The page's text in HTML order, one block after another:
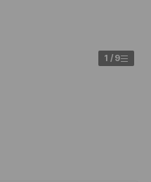
카까지 비교할 수 있는 렌트카 가
1 / 9